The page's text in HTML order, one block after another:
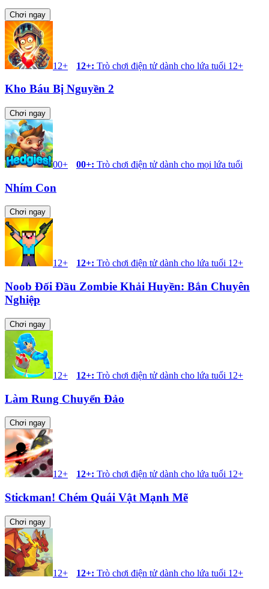
Chơi ngay
12+ 12+: Trò chơi điện tử dành cho lứa tuổi 12+
Kho Báu Bị Nguyền 2
Chơi ngay
00+ 00+: Trò chơi điện tử dành cho mọi lứa tuổi
Nhím Con
Chơi ngay
12+ 12+: Trò chơi điện tử dành cho lứa tuổi 12+
Noob Đối Đầu Zombie Khải Huyền: Bắn Chuyên
Nghiệp
Chơi ngay
12+ 12+: Trò chơi điện tử dành cho lứa tuổi 12+
Làm Rung Chuyển Đảo
Chơi ngay
12+ 12+: Trò chơi điện tử dành cho lứa tuổi 12+
Stickman! Chém Quái Vật Mạnh Mẽ
Chơi ngay
12+ 12+: Trò chơi điện tử dành cho lứa tuổi 12+